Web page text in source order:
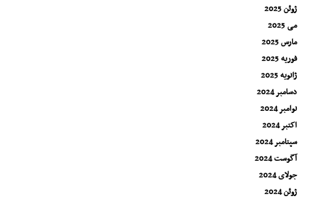
ژوئن 2025
می 2025
مارس 2025
فوریه 2025
ژانویه 2025
دسامبر 2024
نوامبر 2024
اکتبر 2024
سپتامبر 2024
آگوست 2024
جولای 2024
ژوئن 2024